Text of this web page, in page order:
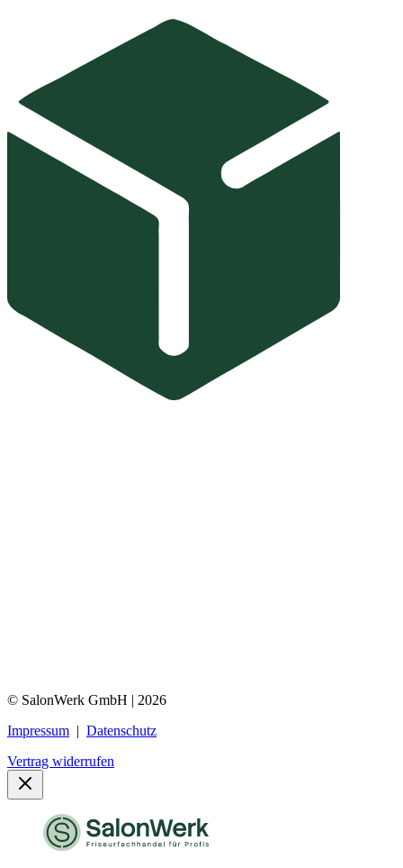
© SalonWerk GmbH | 2026
Impressum | Datenschutz
Vertrag widerrufen